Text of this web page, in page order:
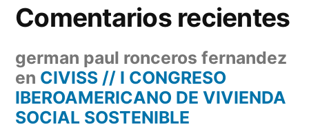
Comentarios recientes
german paul ronceros fernandez
en CIVISS // I CONGRESO
IBEROAMERICANO DE VIVIENDA
SOCIAL SOSTENIBLE